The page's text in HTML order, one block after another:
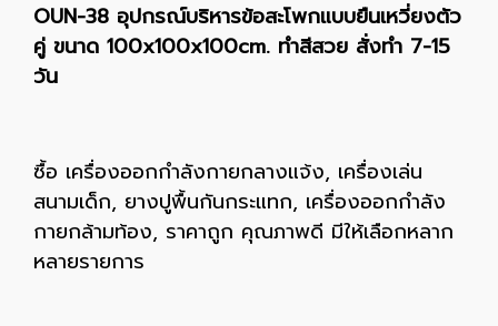
OUN-38 อุปกรณ์บริหารข้อสะโพกแบบยืนเหวี่ยงตัว
คู่ ขนาด 100x100x100cm. ทำสีสวย สั่งทำ 7-15
วัน
ซื้อ เครื่องออกกำลังกายกลางแจ้ง, เครื่องเล่น
สนามเด็ก, ยางปูพื้นกันกระแทก, เครื่องออกกำลัง
กายกล้ามท้อง, ราคาถูก คุณภาพดี มีให้เลือกหลาก
หลายรายการ